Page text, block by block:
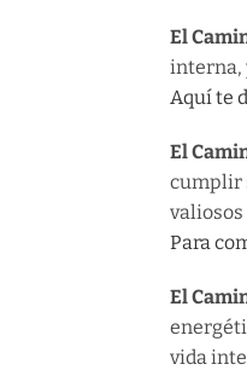
El
interna,
Aquí te
El
cumplir
Para
El
vida